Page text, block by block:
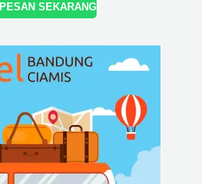
PESAN SEKARANG